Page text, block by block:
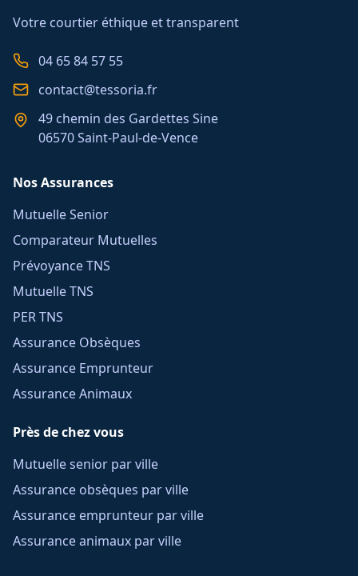
Votre courtier éthique et transparent
04 65 84 57 55
contact@tessoria.fr
49 chemin des Gardettes Sine
06570 Saint-Paul-de-Vence
Nos Assurances
Mutuelle Senior
Comparateur Mutuelles
Prévoyance TNS
Mutuelle TNS
PER TNS
Assurance Obsèques
Assurance Emprunteur
Assurance Animaux
Près de chez vous
Mutuelle senior par ville
Assurance obsèques par ville
Assurance emprunteur par ville
Assurance animaux par ville